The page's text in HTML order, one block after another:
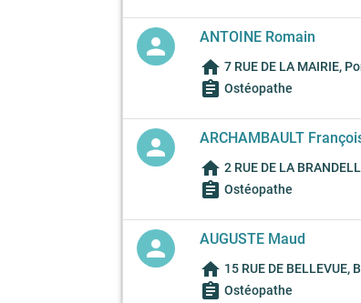
person ANTOINE Romain
home 7 RUE DE LA MAIRIE,
assignment Ostéopathe
person ARCHAMBAULT
home 2 RUE DE LA
assignment Ostéopathe
person AUGUSTE Maud
home 15 RUE DE
assignment Ostéopathe